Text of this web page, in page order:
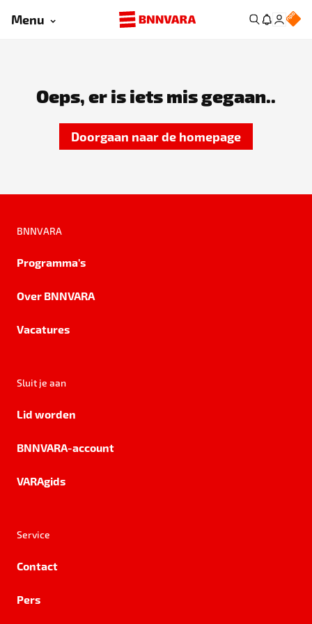
Menu
Oeps, er is iets mis gegaan..
Doorgaan naar de homepage
BNNVARA
Programma's
Over BNNVARA
Vacatures
Sluit je aan
Lid worden
BNNVARA-account
VARAgids
Service
Contact
Pers